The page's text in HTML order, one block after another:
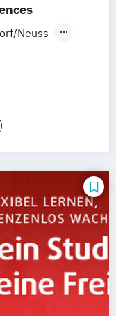
Neuss
(dual)